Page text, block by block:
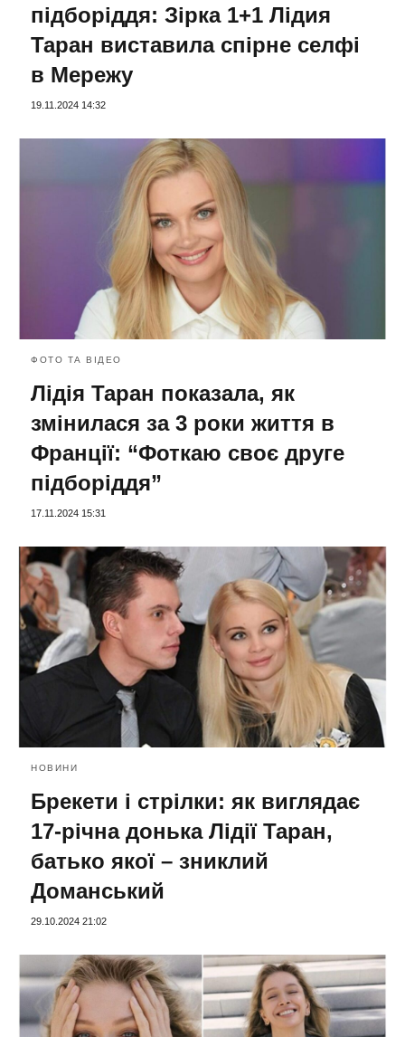
підборіддя: Зірка 1+1 Лідия
Таран виставила спірне селфі
в Мережу
19.11.2024 14:32
ФОТО ТА ВІДЕО
Лідія Таран показала, як
змінилася за 3 роки життя в
Франції: “Фоткаю своє друге
підборіддя”
17.11.2024 15:31
НОВИНИ
Брекети і стрілки: як виглядає
17-річна донька Лідії Таран,
батько якої – зниклий
Доманський
29.10.2024 21:02